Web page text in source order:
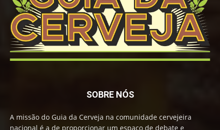
SOBRE NÓS
A missão do Guia da Cerveja na comunidade cervejeira
nacional é a de proporcionar um espaço de debate e